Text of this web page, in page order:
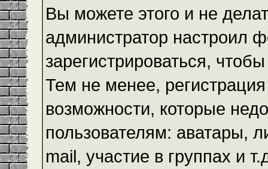
Вы можете этого и не
администратор настроил
зарегистрироваться,
Тем не менее,
возможности, которые
пользователям: аватары,
mail, участие в группах и